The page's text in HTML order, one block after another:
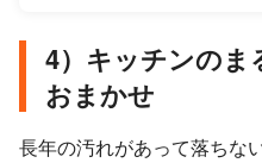
4）キッチンのま
おまかせ
長年の汚れがあって落ちな